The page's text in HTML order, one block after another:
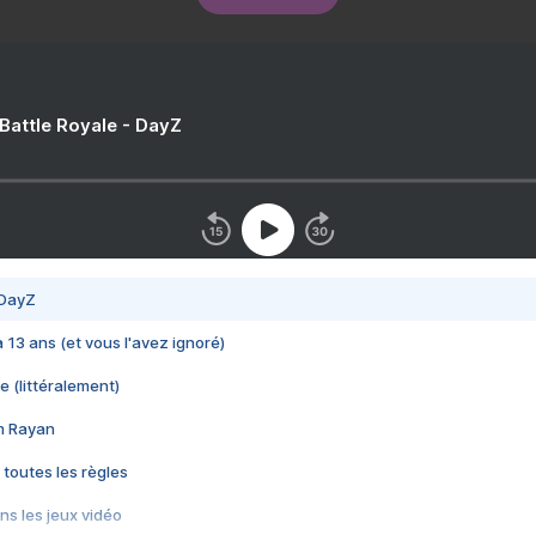
Royale - DayZ
13 ans (et vous l'avez ignoré)
(littéralement)
Rayan
toutes les règles
les jeux vidéo